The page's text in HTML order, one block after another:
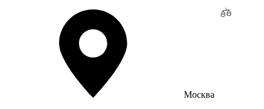
Москва